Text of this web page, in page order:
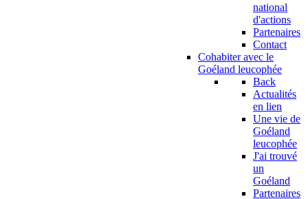
national
d'actions
Partenaires
Contact
Cohabiter avec le
Goéland leucophée
Back
Actualités
en lien
Une vie de
Goéland
leucophée
J'ai trouvé
un
Goéland
Partenaires